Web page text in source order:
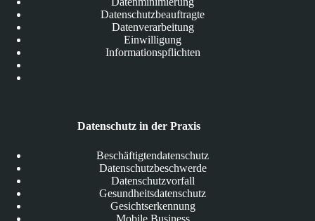
Datenschutzbeauftragte
Datenverarbeitung
Einwilligung
Informationspflichten
Datenschutz in der Praxis
Beschäftigtendatenschutz
Datenschutzbeschwerde
Datenschutzvorfall
Gesundheitsdatenschutz
Gesichtserkennung
Mobile Business